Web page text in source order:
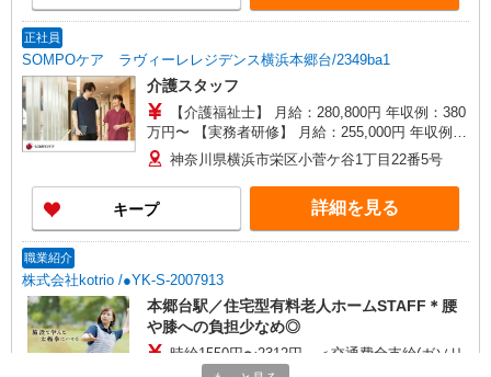
早朝夜間（〜8:00、18:00〜）：時給1,900円〜 ＊
が同時給 ◎キャンセル手当：職務時給の60％支給
正社員
SOMPOケア ラヴィーレレジデンス横浜本郷台/2349ba1
介護スタッフ
【介護福祉士】 月給：280,800円 年収例：380
万円〜 【実務者研修】 月給：255,000円 年収例：
346万円〜 【初任者研修】 月給：245,300円 年収
例：340万円〜 ※職務手当、働きがい向上手当、
日祝手当（月平均2回分）、夜勤手当（月平均5回
分）等、毎月平均的に支払われる手当を含みま
す。 ※介護福祉士のみ、特別職務手当も含む ◎残
与 基本給2.08ヶ月分/年支給
神奈川県横浜市栄区小菅ケ谷1丁目22番5号
キープ 詳細を見る
職業紹介
株式会社kotrio /●YK-S-2007913
本郷台駅／住宅型有料老人ホームSTAFF＊腰
や膝への負担少なめ◎
時給1550円〜2312円 ＜交通費全支給(ガソリ
ン代含む)＞